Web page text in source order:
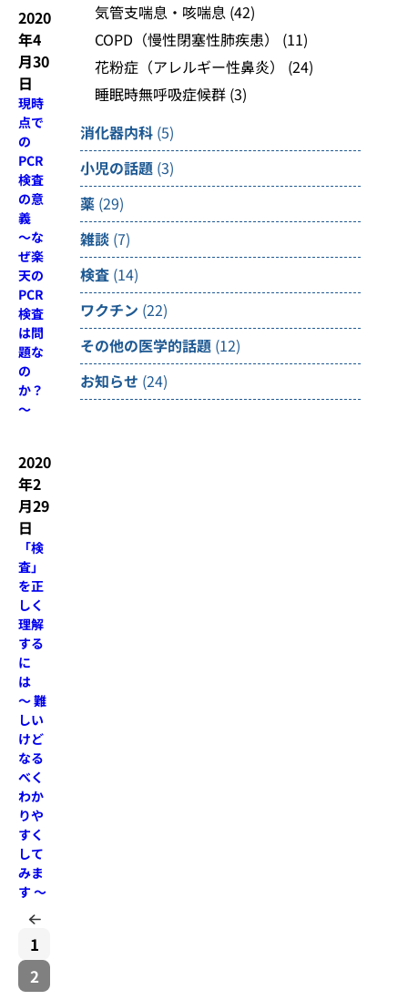
2020
年4
月30
日
現時
点で
の
PCR
検査
の意
義
～な
ぜ楽
天の
PCR
検査
は問
題な
の
か？
～
2020
年2
月29
日
「検
査」
を正
しく
理解
する
に
は
～ 難
しい
けど
なる
べく
わか
りや
すく
して
みま
す ～
1
2
気管支喘息・咳喘息 (42)
COPD（慢性閉塞性肺疾患）
(11)
花粉症（アレルギー性鼻炎）
(24)
睡眠時無呼吸症候群 (3)
消化器内科 (5)
小児の話題 (3)
薬 (29)
雑談 (7)
検査 (14)
ワクチン (22)
その他の医学的話題 (12)
お知らせ (24)